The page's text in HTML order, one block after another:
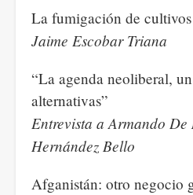
La fumigación de
Jaime Escobar Triana
“La agenda neoliberal,
alternativas”
Entrevista a Armando
Hernández Bello
Afganistán: otro negocio